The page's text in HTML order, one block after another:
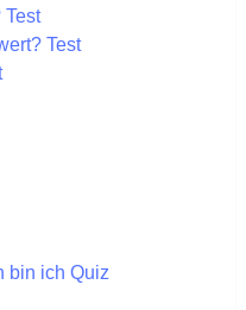
Test
bin ich Quiz